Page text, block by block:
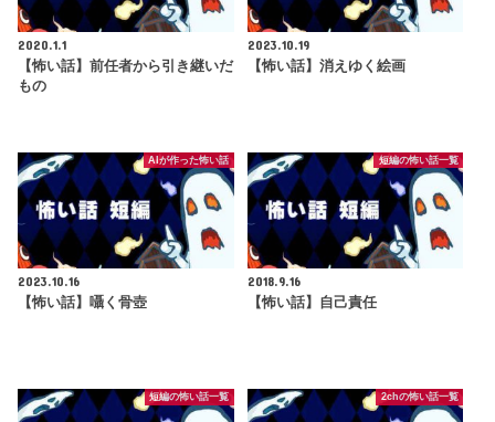
2020.1.1
【怖い話】前任者から引き継いだ
もの
2023.10.19
【怖い話】消えゆく絵画
AIが作った怖い話
2023.10.16
​【怖い話】囁く骨壺
短編の怖い話一覧
2018.9.16
【怖い話】自己責任
短編の怖い話一覧 2chの怖い話一覧